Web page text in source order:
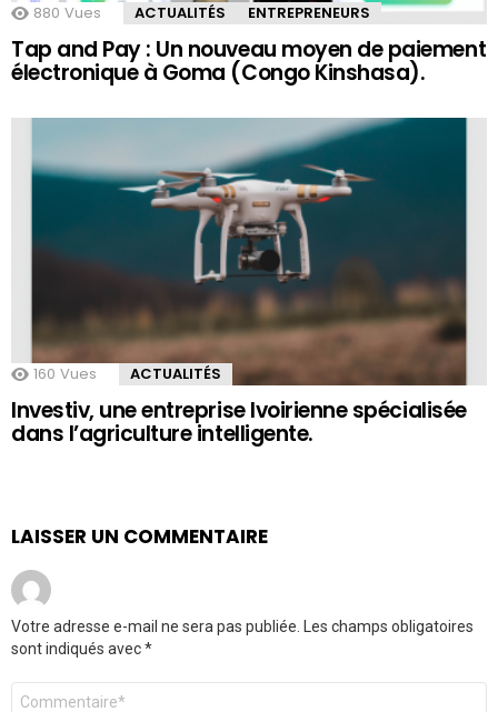
880 Vues ACTUALITÉS ENTREPRENEURS
Tap and Pay : Un nouveau moyen de paiement
électronique à Goma (Congo Kinshasa).
160 Vues ACTUALITÉS
Investiv, une entreprise Ivoirienne spécialisée
dans l’agriculture intelligente.
LAISSER UN COMMENTAIRE
Votre adresse e-mail ne sera pas publiée.
Les champs obligatoires
sont indiqués avec*
Commentaire